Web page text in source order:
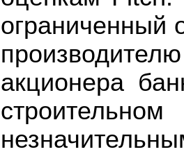
ограниченный
акционера